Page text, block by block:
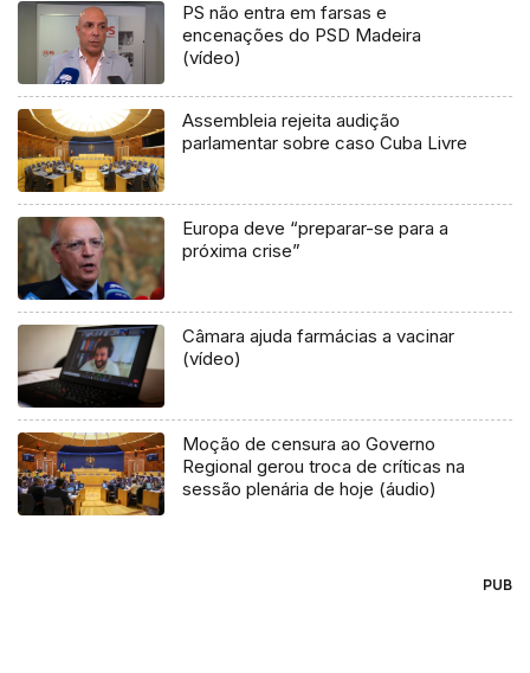
PS não entra em farsas e
encenações do PSD Madeira
(vídeo)
Assembleia rejeita audição
parlamentar sobre caso Cuba Livre
Europa deve “preparar-se para a
próxima crise”
Câmara ajuda farmácias a vacinar
(vídeo)
Moção de censura ao Governo
Regional gerou troca de críticas na
sessão plenária de hoje (áudio)
PUB